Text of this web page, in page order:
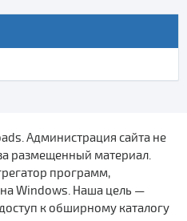
Администрация сайта не
размещенный материал.
программ,
Windows. Наша цель —
к обширному каталогу